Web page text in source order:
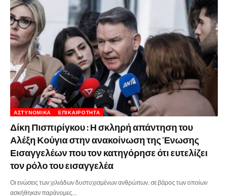
ΑΣΤΥΝΟΜΙΚΆ ΕΠΙΚΑΙΡΌΤΗΤΑ
Δίκη Πισπιρίγκου : Η σκληρή απάντηση του
Αλέξη Κούγια στην ανακοίνωση της Ένωσης
Εισαγγελέων που τον κατηγόρησε ότι ευτελίζει
τον ρόλο του εισαγγελέα
Οι ενώσεις των χιλιάδων δυστυχισμένων ανθρώπων, σε βάρος των οποίων
ασκήθηκαν παράνομες…